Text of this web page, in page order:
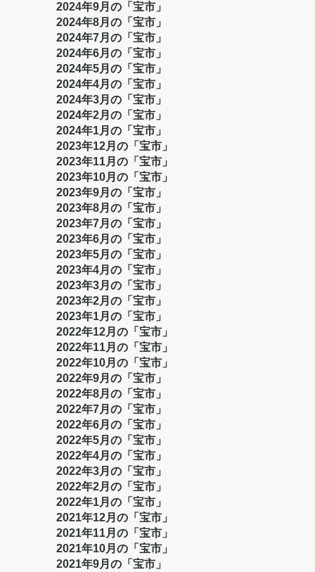
2024年9月の「宝市」
2024年8月の「宝市」
2024年7月の「宝市」
2024年6月の「宝市」
2024年5月の「宝市」
2024年4月の「宝市」
2024年3月の「宝市」
2024年2月の「宝市」
2024年1月の「宝市」
2023年12月の「宝市」
2023年11月の「宝市」
2023年10月の「宝市」
2023年9月の「宝市」
2023年8月の「宝市」
2023年7月の「宝市」
2023年6月の「宝市」
2023年5月の「宝市」
2023年4月の「宝市」
2023年3月の「宝市」
2023年2月の「宝市」
2023年1月の「宝市」
2022年12月の「宝市」
2022年11月の「宝市」
2022年10月の「宝市」
2022年9月の「宝市」
2022年8月の「宝市」
2022年7月の「宝市」
2022年6月の「宝市」
2022年5月の「宝市」
2022年4月の「宝市」
2022年3月の「宝市」
2022年2月の「宝市」
2022年1月の「宝市」
2021年12月の「宝市」
2021年11月の「宝市」
2021年10月の「宝市」
2021年9月の「宝市」